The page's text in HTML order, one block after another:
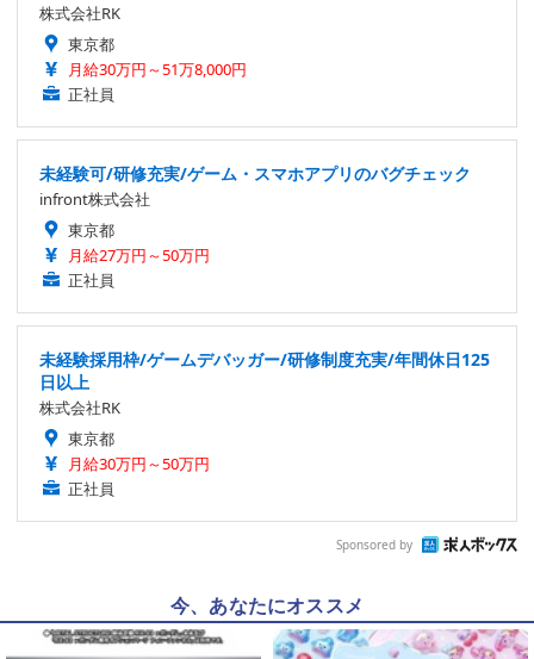
株式会社RK
東京都
月給30万円～51万8,000円
正社員
未経験可/研修充実/ゲーム・スマホアプリのバグチェック
infront株式会社
東京都
月給27万円～50万円
正社員
未経験採用枠/ゲームデバッガー/研修制度充実/年間休日125
日以上
株式会社RK
東京都
月給30万円～50万円
正社員
Sponsored by
今、あなたにオススメ